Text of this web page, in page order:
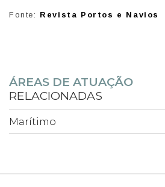
Fonte: Revista Portos e Navios
ÁREAS DE ATUAÇÃO
RELACIONADAS
Marítimo